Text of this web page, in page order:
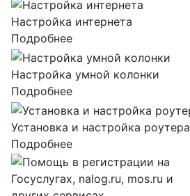
Настройка интернета
Подробнее
Настройка умной колонки
Подробнее
Установка и настройка роутера
Подробнее